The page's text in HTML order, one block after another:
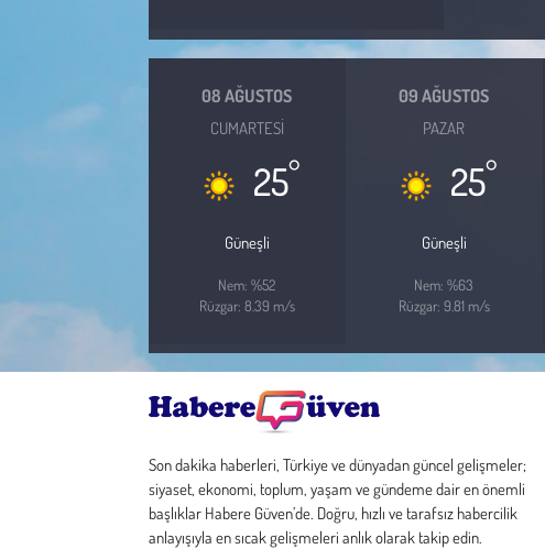
08 AĞUSTOS
CUMARTESI
25°
Güneşli
Nem: %52
Rüzgar: 8.39 m/s
09 AĞUSTOS
PAZAR
25°
Güneşli
Nem: %63
Rüzgar: 9.81 m/s
Son dakika haberleri, Türkiye ve dünyadan güncel gelişmeler;
siyaset, ekonomi, toplum, yaşam ve gündeme dair en önemli
başlıklar Habere Güven’de. Doğru, hızlı ve tarafsız habercilik
anlayışıyla en sıcak gelişmeleri anlık olarak takip edin.
Hukuk